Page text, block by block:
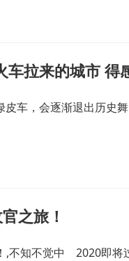
车拉来的城市 得
皮车，会逐渐退出历史
之旅！
,不知不觉中 2020